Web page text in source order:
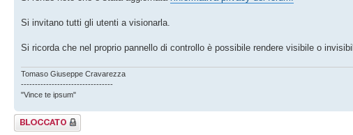
Si invitano tutti gli utenti a visionarla.
Si ricorda che nel proprio pannello di controllo è possibile rendere visibile o
Tomaso Giuseppe Cravarezza
---------------------------------
"Vince te ipsum"
Argomento
bloccato